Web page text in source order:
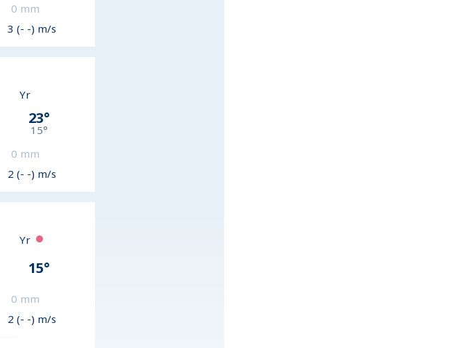
0 mm
3 (- -) m/s
Yr
23°
15°
0 mm
2 (- -) m/s
Yr
15°
0 mm
2 (- -) m/s